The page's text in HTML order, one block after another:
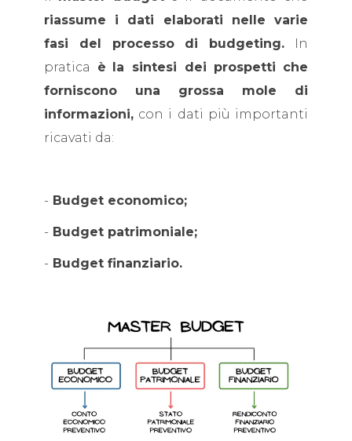
riassume i dati elaborati nelle varie
fasi del processo di budgeting. In
pratica è la sintesi dei prospetti che
forniscono una grossa mole di
informazioni, con i dati più importanti
ricavati da:
- Budget economico;
- Budget patrimoniale;
- Budget finanziario.